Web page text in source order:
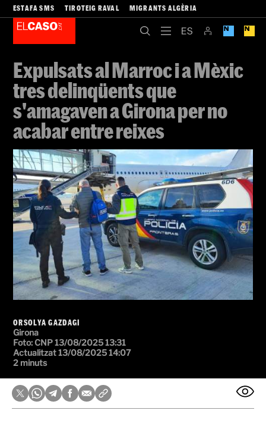
ESTAFA SMS TIROTEIG RAVAL MIGRANTS ALGÈRIA
Expulsats al Marroc i a Mèxic
tres delinqüents que
s'amagaven a Girona per no
acabar entre reixes
ORSOLYA GAZDAGI
Girona
Foto: CNP13/08/2025 13:31
Actualitzat 13/08/2025 14:07
2 minuts